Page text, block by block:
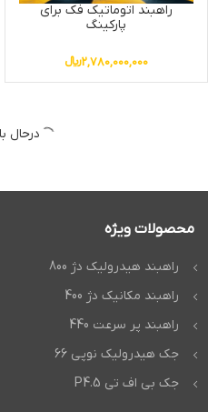
راهبند اتوماتیک فک برای
پارکینگ
2,780,000,000﷼
درحال
محصولات ویژه
راهبند هیدرولیک دژ 800
راهبند مکانیک دژ 400
راهبند پر سرعت 440
جک هیدرولیک نوپی 66
جک بی اف تی P4.5